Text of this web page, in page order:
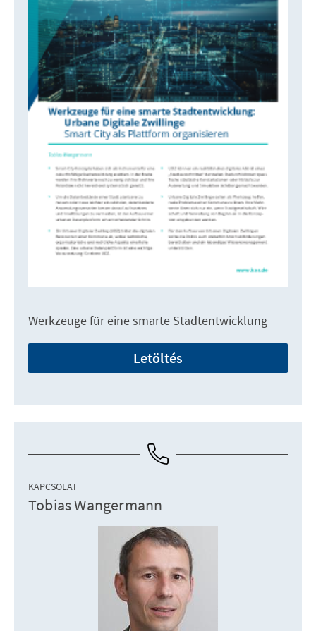
Werkzeuge für eine smarte Stadtentwicklung
Letöltés
KAPCSOLAT
Tobias Wangermann